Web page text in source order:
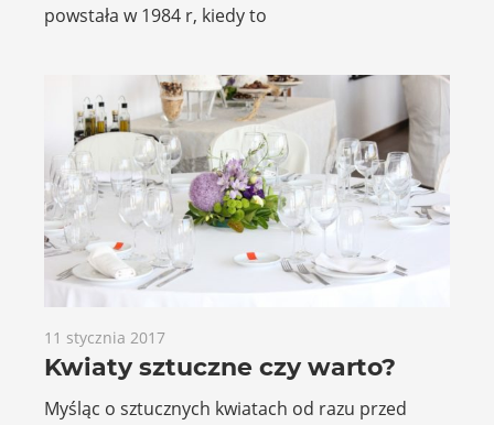
powstała w 1984 r, kiedy to
11 stycznia 2017
Kwiaty sztuczne czy warto?
Myśląc o sztucznych kwiatach od razu przed